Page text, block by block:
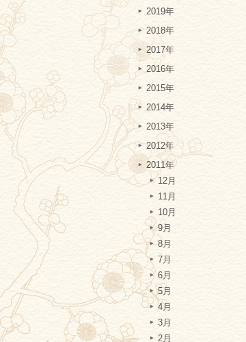
2019年
2018年
2017年
2016年
2015年
2014年
2013年
2012年
2011年
12月
11月
10月
9月
8月
7月
6月
5月
4月
3月
2月